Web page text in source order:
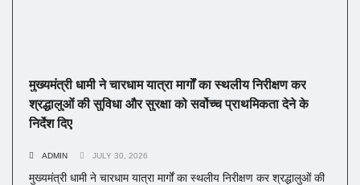
मुख्यमंत्री धामी ने चारधाम यात्रा मार्गों का स्थलीय निरीक्षण कर
श्रद्धालुओं की सुविधा और सुरक्षा को सर्वोच्च प्राथमिकता देने के
निर्देश दिए
ADMIN JULY 30, 2026
मुख्यमंत्री धामी ने चारधाम यात्रा मार्गों का स्थलीय निरीक्षण कर श्रद्धालुओं की